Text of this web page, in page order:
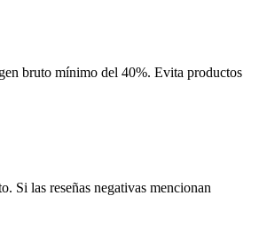
bruto mínimo del 40%. Evita productos
Si las reseñas negativas mencionan